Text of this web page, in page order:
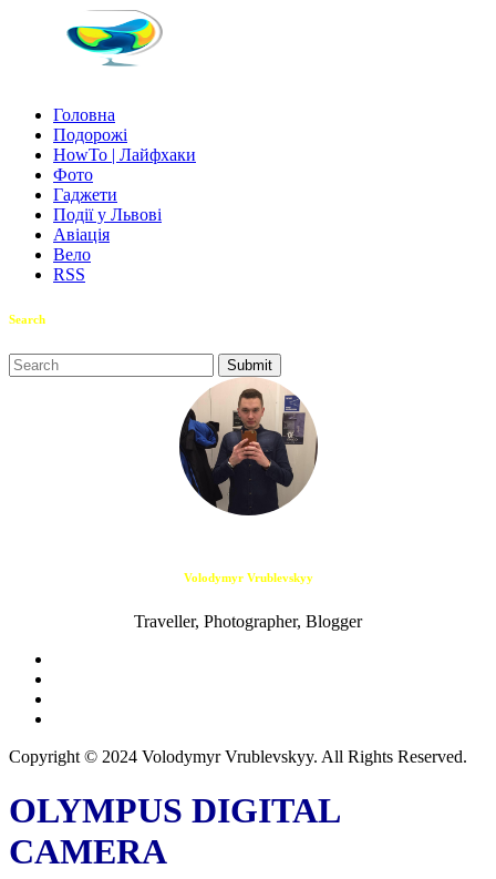
Головна
Подорожі
HowTo | Лайфхаки
Фото
Гаджети
Події у Львові
Авіація
Вело
RSS
Search
Volodymyr Vrublevskyy
Traveller, Photographer, Blogger
Copyright © 2024 Volodymyr Vrublevskyy. All Rights Reserved.
OLYMPUS DIGITAL
CAMERA